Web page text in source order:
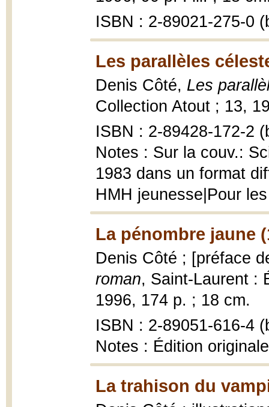
ISBN : 2-89021-275-0
Les parallèles
Denis Côté, Les
Collection Atout ; 13,
ISBN : 2-89428-172-2
Notes : Sur la couv.:
1983 dans un format
HMH jeunesse|Pour
La pénombre jaune
Denis Côté ; [préface
roman, Saint-Laurent :
1996, 174 p. ; 18 cm.
ISBN : 2-89051-616-4
Notes : Édition
La trahison du